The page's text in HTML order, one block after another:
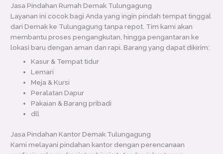
Jasa Pindahan Rumah Demak Tulungagung
Layanan ini cocok bagi Anda yang ingin pindah tempat tinggal
dari Demak ke Tulungagung tanpa repot. Tim kami akan
membantu proses pengangkutan, hingga pengantaran ke
lokasi baru dengan aman dan rapi. Barang yang dapat dikirim:
Kasur & Tempat tidur
Lemari
Meja & Kursi
Peralatan Dapur
Pakaian & Barang pribadi
dll
Jasa Pindahan Kantor Demak Tulungagung
Kami melayani pindahan kantor dengan perencanaan